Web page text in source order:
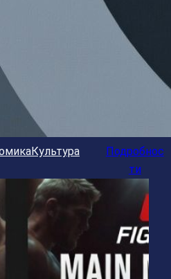
Культура
Подробнос
ти